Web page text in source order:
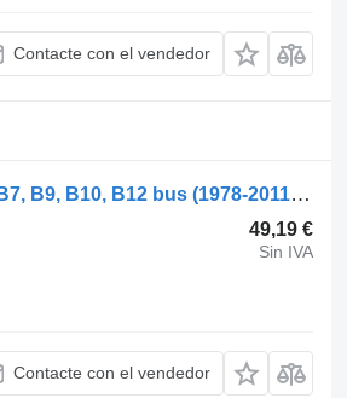
Contacte con el vendedor
Volvo B9 (01.02-) 0385700 40276600 pistón para Volvo B6, B7, B9, B10, B12 bus (1978-2011) autobús
49,19 €
Sin IVA
Contacte con el vendedor